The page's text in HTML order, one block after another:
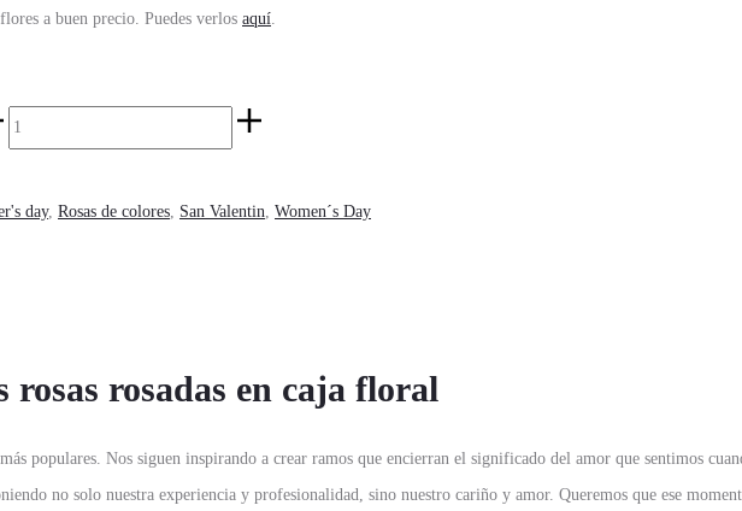
a buen precio. Puedes verlos aquí
day, Rosas de colores San Valentin Women´s Day
rosas rosadas en caja floral
populares. Nos siguen inspirando a crear ramos que encierran el significado del amor que sentimos
no solo nuestra experiencia y profesionalidad, sino nuestro cariño y amor. Queremos que ese